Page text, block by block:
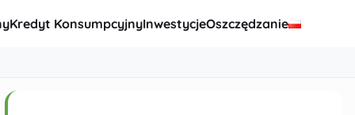
Kredyt KonsumpcyjnyInwestycjeOszczędzanie